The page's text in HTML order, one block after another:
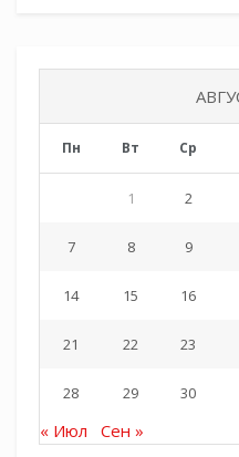
Пн Вт Ср
1 2
7 8 9
14 15 16
21 22 23
28 29 30
« Июл Сен »